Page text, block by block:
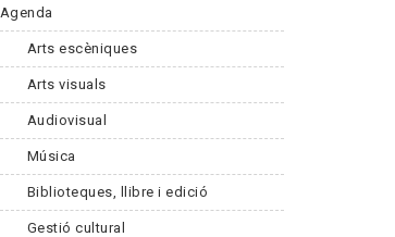
Agenda
Arts escèniques
Arts visuals
Audiovisual
Música
Biblioteques, llibre i edició
Gestió cultural